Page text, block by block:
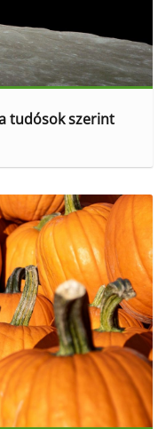
tudósok szerint